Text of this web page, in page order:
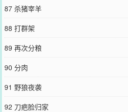
87 杀猪宰羊
88 打群架
89 再次分粮
90 分肉
91 野狼夜袭
92 刀疤脸归家